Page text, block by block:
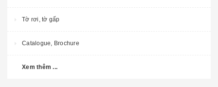
Tờ rơi, tờ gấp
Catalogue, Brochure
Xem thêm ...